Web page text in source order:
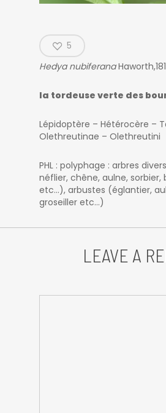
5
Hedya nubiferana
la tordeuse verte des
Lépidoptère – Hétérocère –
Olethreutinae – Olethreutini
PHL : polyphage : arbres
néflier, chêne, aulne, sorbier,
etc…), arbustes (églantier,
groseiller etc…)
LEAVE A